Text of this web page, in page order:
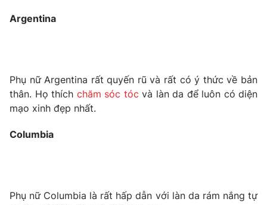
VTV9
THỜI BÁO VTV
Cơ quan báo chí:Thời báo VTV
Argentina
Phụ nữ Argentina rất quyến rũ và rất có ý thức về bản
thân. Họ thích chăm sóc tóc và làn da để luôn có diện
mạo xinh đẹp nhất.
Columbia
Phụ nữ Columbia là rất hấp dẫn với làn da rám nắng tự